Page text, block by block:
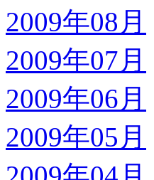
2009年08月
2009年07月
2009年06月
2009年05月